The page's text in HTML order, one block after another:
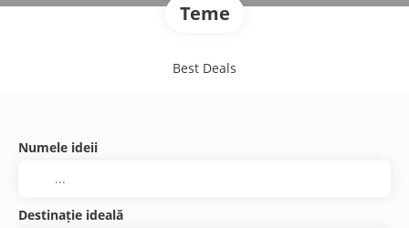
Teme
Best Deals
Numele ideii
Destinație ideală